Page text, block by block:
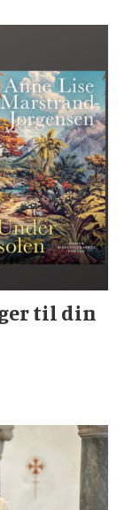
til din